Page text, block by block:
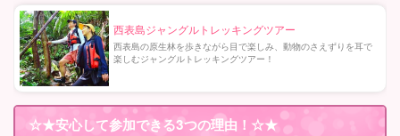
西表島ジャングルトレッキングツアー
西表島の原生林を歩きながら目で楽しみ、動物のさえずりを耳で
楽しむジャングルトレッキングツアー！
☆★安心して参加できる3つの理由 ！☆★